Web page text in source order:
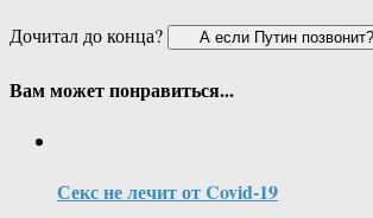
Дочитал до конца?
Вам может понравиться...
Секс не лечит от Covid-19